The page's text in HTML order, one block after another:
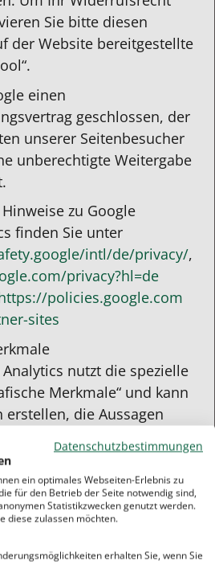
Sie bitte diesen
der Website bereitgestellte
einen
geschlossen, der
unserer Seitenbesucher
unberechtigte Weitergabe
zu Google
finden Sie unter
/intl/de/privacy/,
/privacy?hl=de
policies.google.com
sites
nutzt die spezielle
Merkmale“ und kann
die Aussagen
Dies geschieht durch
und Informationen
Dadurch können
Datenschutzbestimmungen
ein optimales Webseiten-Erlebnis zu
für den Betrieb der Seite notwendig sind,
Statistikzwecken genutzt werden.
diese zulassen möchten.
erhalten Sie, wenn Sie